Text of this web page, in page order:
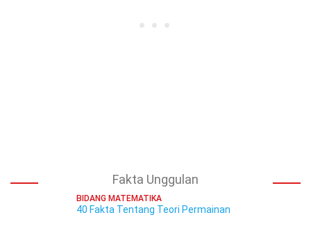
Fakta Unggulan
BIDANG MATEMATIKA
40 Fakta Tentang Teori Permainan